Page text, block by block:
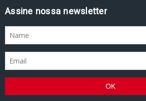
Assine nossa newsletter